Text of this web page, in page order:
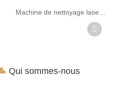
      Machine de nettoyage laser
etc. Qui sommes-nous